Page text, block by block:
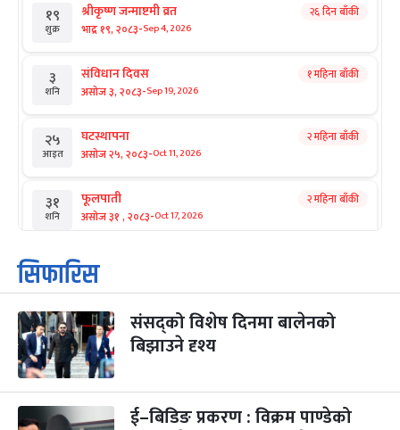
१९
शुक्र
श्रीकृष्ण जन्माष्टमी व्रत
भाद्र १९, २०८३-Sep 4, 2026
२६ दिन बाँकी
३
शनि
संविधान दिवस
असोज ३, २०८३-Sep 19, 2026
१ महिना बाँकी
२५
आइत
घटस्थापना
असोज २५, २०८३-Oct 11, 2026
२ महिना बाँकी
३१
शनि
फूलपाती
असोज ३१ , २०८३-Oct 17, 2026
२ महिना बाँकी
१
आइत
कार्तिक सङ्क्रान्ति
कार्तिक १, २०८३
३
मंगल
महानवमी
कार्तिक ३, २०८३-Oct 20, 2026
२ महिना बाँकी
४
बुध कार्तिक ४, २०८३ -Oct 21, 2026
सिफारिस
संसद्को विशेष दिनमा बालेनको
बिझाउने दृश्य
ई–बिडिङ प्रकरण : विक्रम पाण्डेको